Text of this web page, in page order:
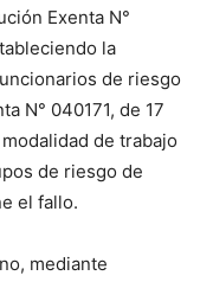
Exenta N°
la
de riesgo
N° 040171, de 17
de trabajo
de riesgo de
el fallo.
mediante